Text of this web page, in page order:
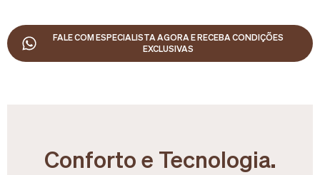
FALE COM ESPECIALISTA AGORA E RECEBA CONDIÇÕES
EXCLUSIVAS
Conforto e Tecnologia.